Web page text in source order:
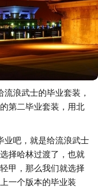
浪武士的毕业套装，
第二毕业套装，用北
业吧，就是给流浪武士
择哈林过渡了，也就
甲，那么我们就选择
一个版本的毕业装